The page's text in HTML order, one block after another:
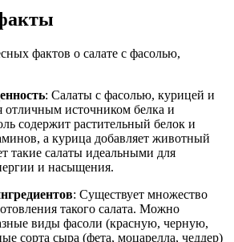
фактов о салате с фасолью,
: Салаты с фасолью, курицей и
отличным источником белка и
содержит растительный белок и
а курица добавляет животный
такие салаты идеальными для
и насыщения.
: Существует множество
такого салата. Можно
виды фасоли (красную, черную,
сорта сыра (фета, моцарелла, чеддер)